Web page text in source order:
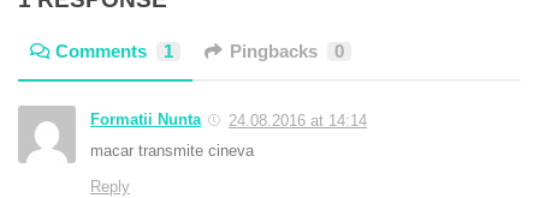
Comments 1 Pingbacks 0
Formatii Nunta
24.08.2016 at 14:14
macar transmite cineva
Reply